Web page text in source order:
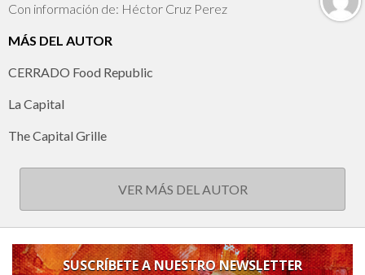
Con información de: Héctor Cruz Perez
MÁS DEL AUTOR
CERRADO Food Republic
La Capital
The Capital Grille
VER MÁS DEL AUTOR
SUSCRÍBETE A NUESTRO NEWSLETTER